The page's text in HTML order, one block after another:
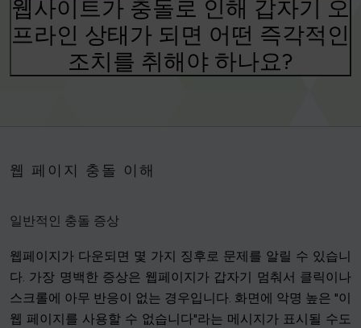
웹사이트가 충돌로 인해 갑자기 오
프라인 상태가 되면 어떤 즉각적인
조치를 취해야 하나요?
웹 페이지 충돌 이해
일반적인 충돌 증상
웹페이지가 다운되면 몇 가지 징후로 문제를 알릴 수 있습니
다. 가장 명백한 증상은 웹페이지가 갑자기 멈춰서 클릭이나
스크롤에 아무 반응이 없는 경우입니다. 화면에 악명 높은 "이
웹 페이지를 사용할 수 없습니다"라는 메시지가 표시될 수도